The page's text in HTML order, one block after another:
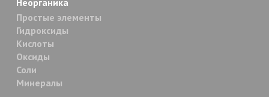
Неорганика
Простые элементы
Гидроксиды
Кислоты
Оксиды
Соли
Минералы